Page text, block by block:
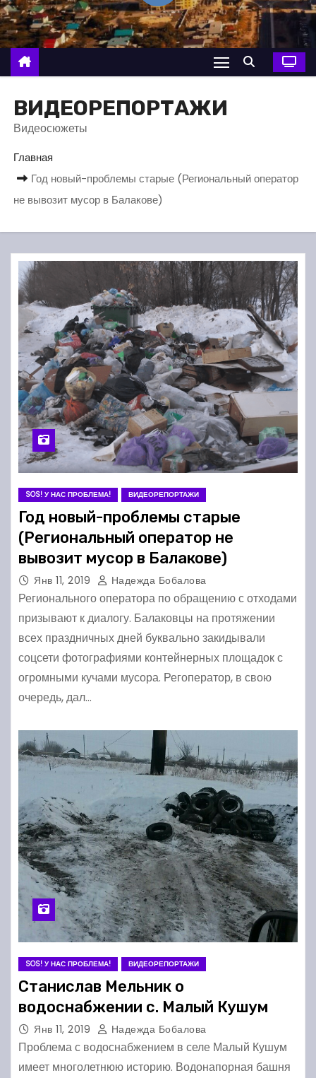
о
м
у
ВИДЕОРЕПОРТАЖИ
Видеосюжеты
Главная
Год новый-проблемы старые (Региональный оператор
не вывозит мусор в Балакове)
SOS! У НАС ПРОБЛЕМА! ВИДЕОРЕПОРТАЖИ
Год новый-проблемы старые
(Региональный оператор не
вывозит мусор в Балакове)
Янв 11, 2019 Надежда Бобалова
Регионального оператора по обращению с отходами
призывают к диалогу. Балаковцы на протяжении
всех праздничных дней буквально закидывали
соцсети фотографиями контейнерных площадок с
огромными кучами мусора. Регоператор, в свою
очередь, дал…
SOS! У НАС ПРОБЛЕМА! ВИДЕОРЕПОРТАЖИ
Станислав Мельник о
водоснабжении с. Малый Кушум
Янв 11, 2019 Надежда Бобалова
Проблема с водоснабжением в селе Малый Кушум
имеет многолетнюю историю. Водонапорная башня